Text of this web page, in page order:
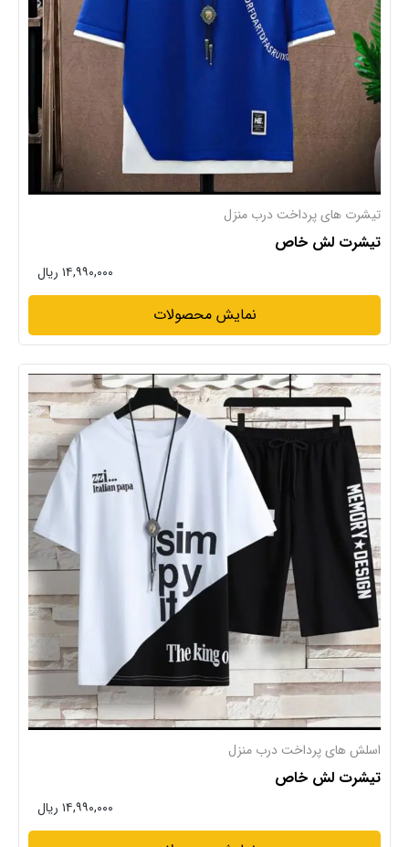
تیشرت های پرداخت درب منزل
تیشرت لش خاص
۱۴,۹۹۰,۰۰۰ ریال
نمایش محصولات
اسلش های پرداخت درب منزل
تیشرت لش خاص
۱۴,۹۹۰,۰۰۰ ریال